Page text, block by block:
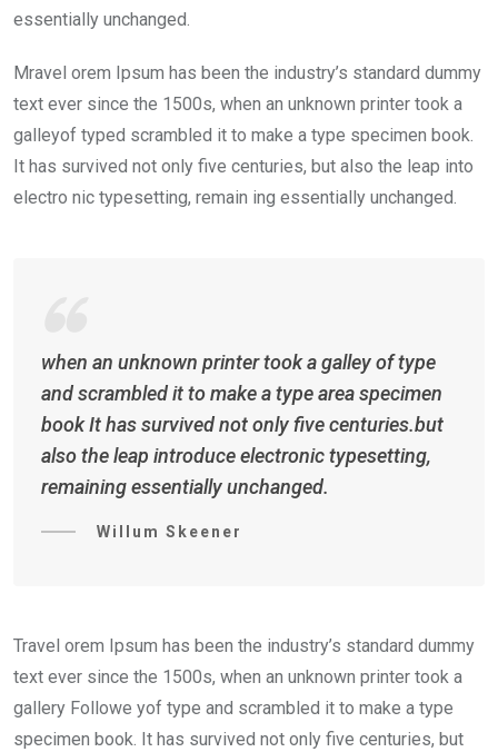
essentially unchanged.
Mravel orem Ipsum has been the industry’s standard dummy
text ever since the 1500s, when an unknown printer took a
galleyof typed scrambled it to make a type specimen book.
It has survived not only five centuries, but also the leap into
electro nic typesetting, remain ing essentially unchanged.
when an unknown printer took a galley of type
and scrambled it to make a type area specimen
book It has survived not only five centuries.but
also the leap introduce electronic typesetting,
remaining essentially unchanged.
Willum Skeener
Travel orem Ipsum has been the industry’s standard dummy
text ever since the 1500s, when an unknown printer took a
gallery Followe yof type and scrambled it to make a type
specimen book. It has survived not only five centuries, but